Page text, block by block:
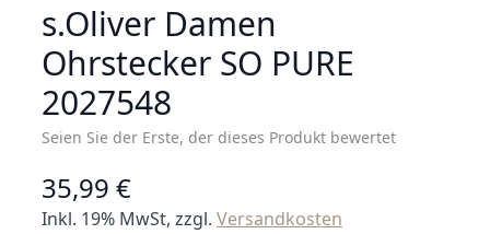
s.Oliver Damen
Ohrstecker SO PURE
2027548
Seien Sie der Erste, der dieses Produkt bewertet
35,99 €
Inkl. 19% MwSt, zzgl. Versandkosten